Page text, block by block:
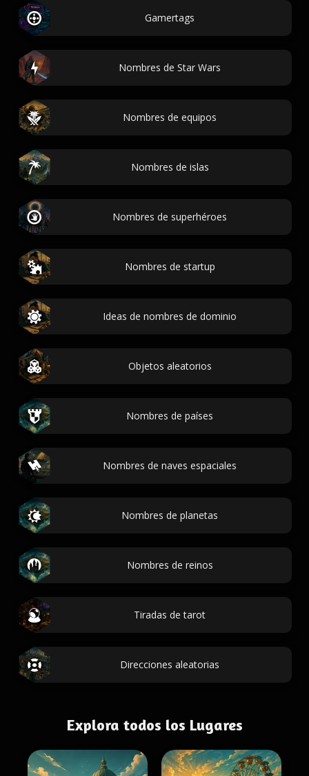
Gamertags
Nombres de Star Wars
Nombres de equipos
Nombres de islas
Nombres de superhéroes
Nombres de startup
Ideas de nombres de dominio
Objetos aleatorios
Nombres de países
Nombres de naves espaciales
Nombres de planetas
Nombres de reinos
Tiradas de tarot
Direcciones aleatorias
Explora todos los Lugares